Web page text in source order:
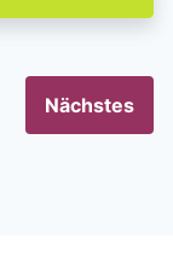
Nächstes